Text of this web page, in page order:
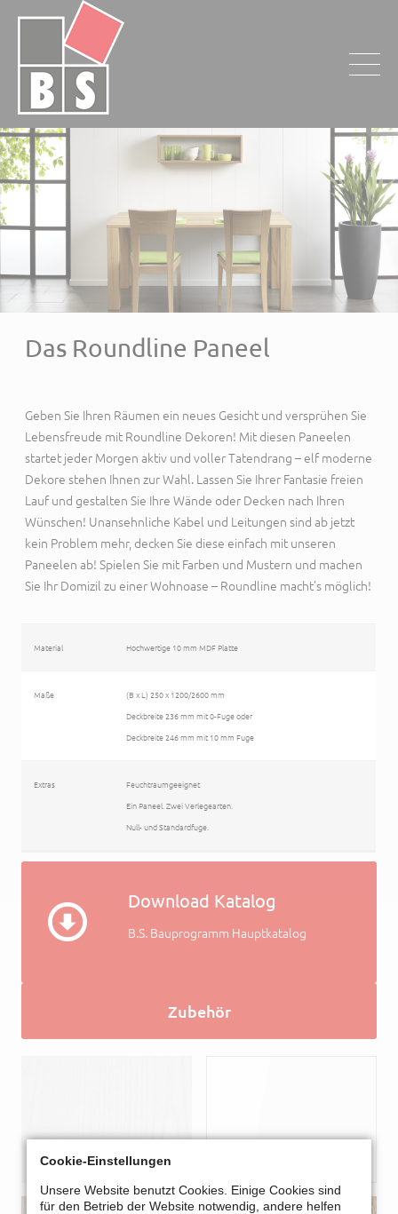
Das Roundline Paneel
Geben Sie Ihren Räumen ein neues Gesicht und versprühen Sie
Lebensfreude mit Roundline Dekoren! Mit diesen Paneelen
startet jeder Morgen aktiv und voller Tatendrang – elf moderne
Dekore stehen Ihnen zur Wahl. Lassen Sie Ihrer Fantasie freien
Lauf und gestalten Sie Ihre Wände oder Decken nach Ihren
Wünschen! Unansehnliche Kabel und Leitungen sind ab jetzt
kein Problem mehr, decken Sie diese einfach mit unseren
Paneelen ab! Spielen Sie mit Farben und Mustern und machen
Sie Ihr Domizil zu einer Wohnoase – Roundline macht’s möglich!
Material Hochwertige 10 mm MDF Platte
Maße
(B x L) 250 x 1200/2600 mm
Deckbreite 236 mm mit 0-Fuge oder
Deckbreite 246 mm mit 10 mm Fuge
Extras
Feuchtraumgeeignet
Ein Paneel. Zwei Verlegearten.
Null- und Standardfuge.
Download Katalog
B.S. Bauprogramm Hauptkatalog
Zubehör
Cookie-Einstellungen
Unsere Website benutzt Cookies. Einige Cookies sind
für den Betrieb der Website notwendig, andere helfen